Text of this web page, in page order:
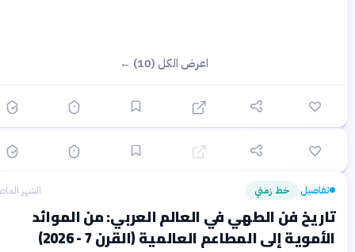
اعرض الكل (10) ← ؟ اختيار متعدد
الدولة العباسية: فجر بغداد الذهبي وصعود الحضارة
الإسلامية
سؤال🟡 متوسط
تفاصيل› خط زمني الشهر الماضي
تاريخ فن الطهي في العالم العربي: من الموائد
الأموية إلى المطاعم العالمية (القرن 7 - 2026)